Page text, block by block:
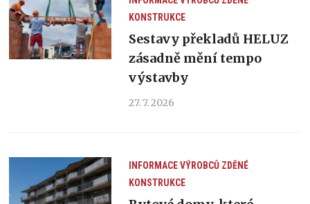
KONSTRUKCE
Sestavy překladů HELUZ
zásadně mění tempo
výstavby
27. 7. 2026
INFORMACE VÝROBCŮ ZDĚNÉ
KONSTRUKCE